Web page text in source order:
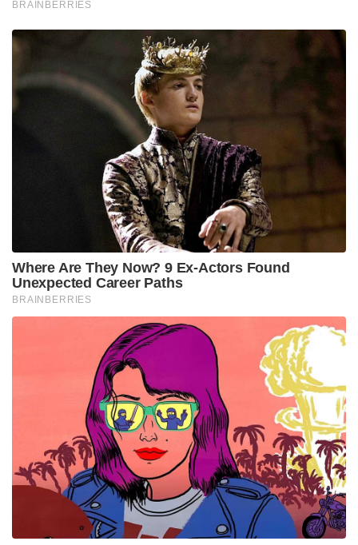
BRAINBERRIES
Where Are They Now? 9 Ex-Actors Found
Unexpected Career Paths
BRAINBERRIES